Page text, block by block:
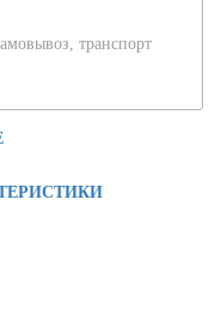
транспорт